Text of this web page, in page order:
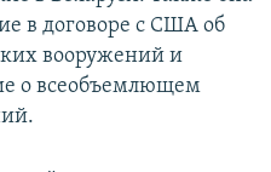
в договоре с США об
вооружений и
о всеобъемлющем